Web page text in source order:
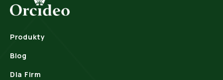
Produkty
Blog
Dla Firm